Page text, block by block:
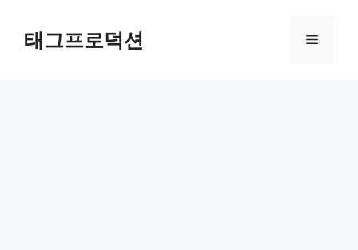
content태그프로덕션 Menu